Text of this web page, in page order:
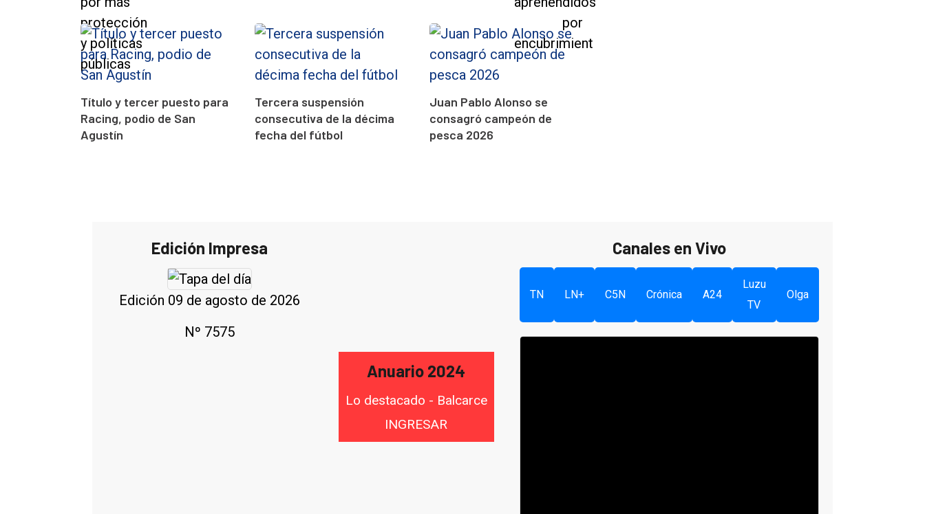
Título y tercer puesto para
Racing, podio de San
Agustín
Tercera suspensión
consecutiva de la décima
fecha del fútbol
Juan Pablo Alonso se
consagró campeón de
pesca 2026
Edición Impresa
Edición 09 de agosto de 2026
Nº 7575
Anuario 2024
Lo destacado - Balcarce
INGRESAR
Canales en Vivo
TN LN+ C5N Crónica A24
Luzu
TV
Olga